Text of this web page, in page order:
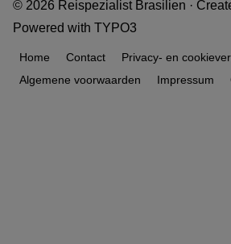
© 2026 Reispezialist Brasilien ·
Powered with TYPO3
Home Contact
Privacy- en
Algemene voorwaarden
Impressum